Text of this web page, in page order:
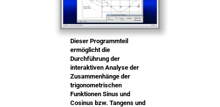
Dieser Programmteil
ermöglicht die
Durchführung der
interaktiven Analyse der
Zusammenhänge der
trigonometrischen
Funktionen Sinus und
Cosinus bzw. Tangens und